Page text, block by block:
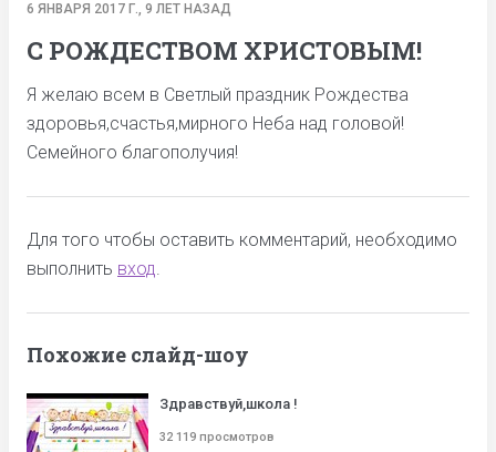
6 ЯНВАРЯ 2017 Г., 9 ЛЕТ НАЗАД
С РОЖДЕСТВОМ ХРИСТОВЫМ!
Я желаю всем в Светлый праздник Рождества
здоровья,счастья,мирного Неба над головой!
Семейного благополучия!
Для того чтобы оставить комментарий, необходимо
выполнить вход.
Похожие слайд-шоу
Здравствуй,школа !
32 119 просмотров